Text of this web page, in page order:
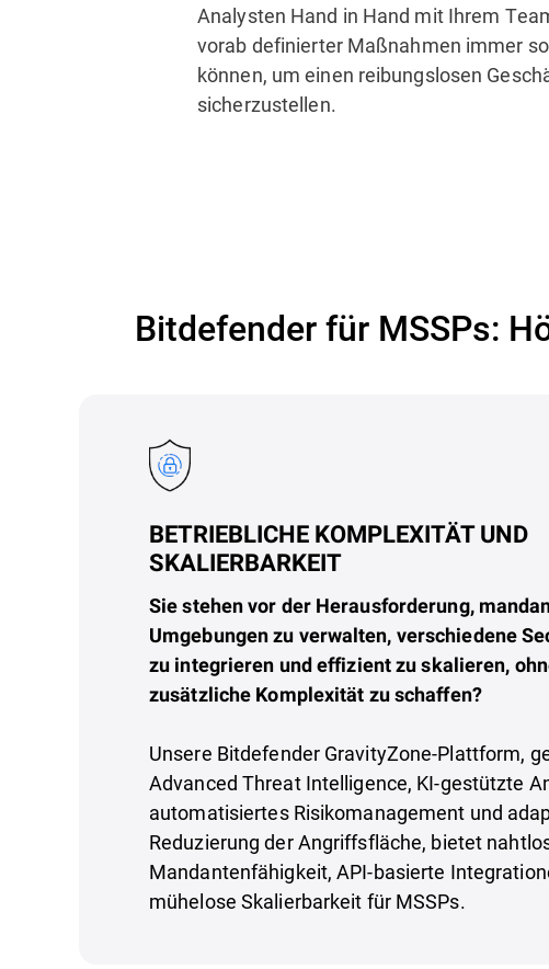
Analysten Hand in Hand mit Ihrem
vorab definierter Maßnahmen immer
können, um einen reibungslosen
sicherzustellen.
Bitdefender für MSSPs:
BETRIEBLICHE KOMPLEXITÄT UND
SKALIERBARKEIT
Sie stehen vor der Herausforderung,
Umgebungen zu verwalten, verschiedene
zu integrieren und effizient zu skalieren,
zusätzliche Komplexität zu schaffen?
Unsere Bitdefender GravityZone-Plattform,
Advanced Threat Intelligence, KI-gestützte
automatisiertes Risikomanagement und
Reduzierung der Angriffsfläche, bietet
Mandantenfähigkeit, API-basierte
mühelose Skalierbarkeit für MSSPs.